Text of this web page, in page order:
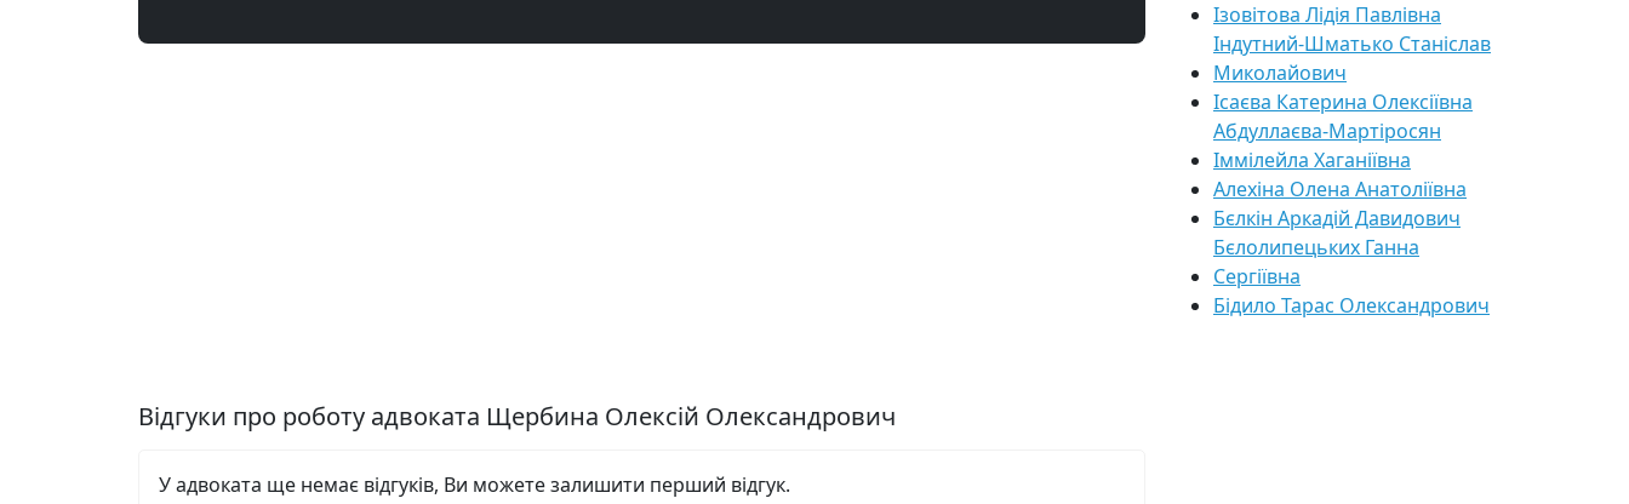
Відгуки про роботу адвоката Щербина Олексій Олександрович
У адвоката ще немає відгуків, Ви можете залишити перший відгук.
Ізовітова Лідія Павлівна
Індутний-Шматько Станіслав
Миколайович
Ісаєва Катерина Олексіївна
Абдуллаєва-Мартіросян
Іммілейла Хаганіївна
Алехіна Олена Анатоліївна
Бєлкін Аркадій Давидович
Бєлолипецьких Ганна
Сергіївна
Бідило Тарас Олександрович